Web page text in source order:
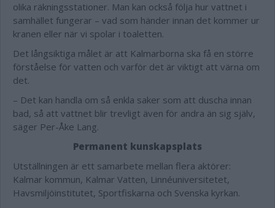
olika räkningsstationer. Man kan också följa hur vattnet i
samhället fungerar – vad som händer innan det kommer ur
kranen eller när vi spolar i toaletten.
Det långsiktiga målet är att Kalmarborna ska få en större
förståelse för vatten och varför det är viktigt att värna om
det.
– Det kan handla om så enkla saker som att duscha innan
bad, så att vattnet blir trevligt även för andra än sig själv,
säger Per-Åke Lang.
Permanent kunskapsplats
Utställningen är ett samarbete mellan flera aktörer:
Kalmar kommun, Kalmar Vatten, Linnéuniversitetet,
Havsmiljöinstitutet, Sportfiskarna och Svenska kyrkan.